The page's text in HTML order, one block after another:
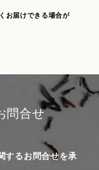
お届けできる場合が
問合せ
するお問合せを承